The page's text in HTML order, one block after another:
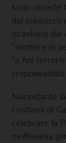
sono rimaste
dal ministero
israeliano dal
“mettere in
“a fini
Nonostante
cristiana di
celebrare la
moltissima